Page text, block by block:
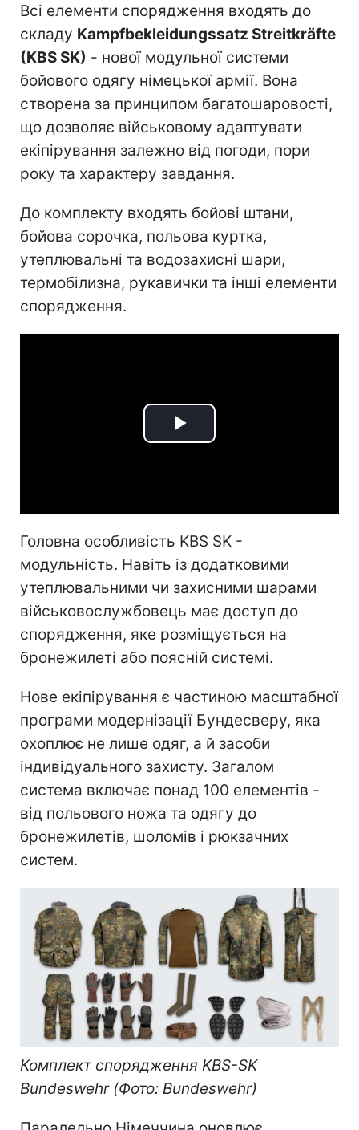
Всі елементи спорядження входять до
складу Kampfbekleidungssatz Streitkräfte
(KBS SK) - нової модульної системи
бойового одягу німецької армії. Вона
створена за принципом багатошаровості,
що дозволяє військовому адаптувати
екіпірування залежно від погоди, пори
року та характеру завдання.
До комплекту входять бойові штани,
бойова сорочка, польова куртка,
утеплювальні та водозахисні шари,
термобілизна, рукавички та інші елементи
спорядження.
Play
Головна особливість KBS SK -
модульність. Навіть із додатковими
утеплювальними чи захисними шарами
військовослужбовець має доступ до
спорядження, яке розміщується на
бронежилеті або поясній системі.
Нове екіпірування є частиною масштабної
програми модернізації Бундесверу, яка
охоплює не лише одяг, а й засоби
індивідуального захисту. Загалом
система включає понад 100 елементів -
від польового ножа та одягу до
бронежилетів, шоломів і рюкзачних
систем.
Комплект спорядження KBS-SK
Bundeswehr (Фото: Bundeswehr)